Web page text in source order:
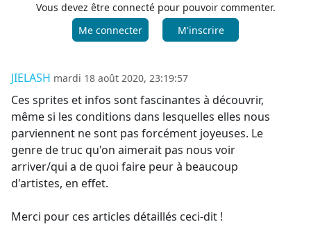
Vous devez être connecté pour pouvoir commenter.
Me connecter
M'inscrire
JIELASH mardi 18 août 2020, 23:19:57
Ces sprites et infos sont fascinantes à découvrir,
même si les conditions dans lesquelles elles nous
parviennent ne sont pas forcément joyeuses. Le
genre de truc qu'on aimerait pas nous voir
arriver/qui a de quoi faire peur à beaucoup
d'artistes, en effet.
Merci pour ces articles détaillés ceci-dit !